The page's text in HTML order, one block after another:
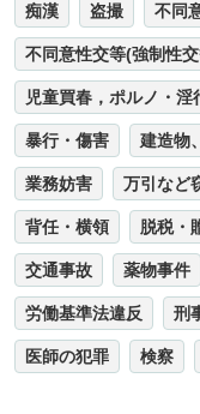
痴漢 盗撮 不同
不同意性交等(強制性
児童買春，ポルノ・淫
暴行・傷害 建造物
業務妨害 万引など
背任・横領 脱税・
交通事故 薬物事件
労働基準法違反 刑
医師の犯罪 検察